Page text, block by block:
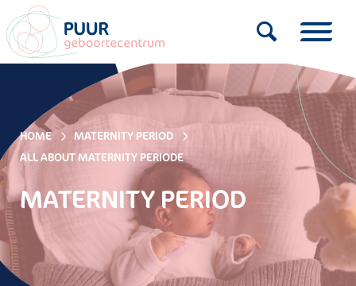
HOME
MATERNITY PERIOD
ALL ABOUT MATERNITY PERIODE
MATERNITY PERIOD